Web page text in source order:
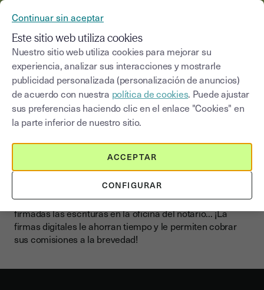
Finalice su acuerdo de
compraventa con la firma
electrónica
Este es un momento clave para los agentes inmobiliarios
y sus representantes, puesto que las firmas son
imprescindibles para cerrar las ventas. Y estas se
vuelven una carrera contrarreloj para tener listas y
firmadas las escrituras en la oficina del notario... ¡La
firmas digitales le ahorran tiempo y le permiten cobrar
sus comisiones a la brevedad!
Continuar sin aceptar
Este sitio web utiliza cookies
Nuestro sitio web utiliza cookies para mejorar su
experiencia, analizar sus interacciones y mostrarle
publicidad personalizada (personalización de anuncios)
de acuerdo con nuestra política de cookies. Puede ajustar
sus preferencias haciendo clic en el enlace "Cookies" en
la parte inferior de nuestro sitio.
CONFIGURAR
ACCEPTAR